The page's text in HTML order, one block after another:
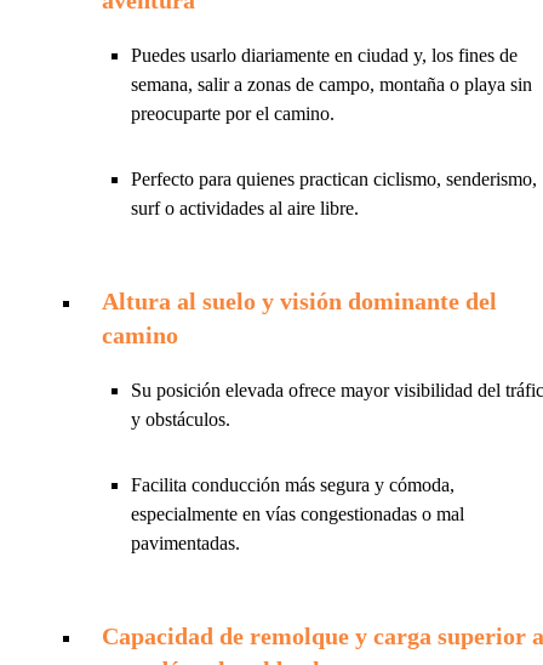
Puedes usarlo diariamente en ciudad y, los fines de
semana, salir a zonas de campo, montaña o playa sin
preocuparte por el camino.
Perfecto para quienes practican ciclismo, senderismo,
surf o actividades al aire libre.
Altura al suelo y visión dominante del
camino
Su posición elevada ofrece mayor visibilidad del
y obstáculos.
Facilita conducción más segura y cómoda,
especialmente en vías congestionadas o mal
pavimentadas.
Capacidad de remolque y carga superior a